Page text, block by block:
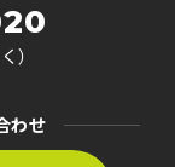
）
わせ